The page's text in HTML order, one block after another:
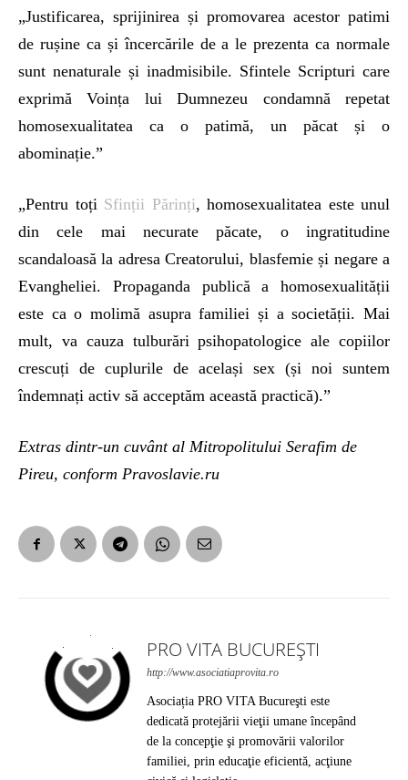
„Justificarea, sprijinirea și promovarea acestor patimi
de rușine ca și încercările de a le prezenta ca normale
sunt nenaturale și inadmisibile. Sfintele Scripturi care
exprimă Voința lui Dumnezeu condamnă repetat
homosexualitatea ca o patimă, un păcat și o
abominație.”
„Pentru toți Sfinții Părinți, homosexualitatea este unul
din cele mai necurate păcate, o ingratitudine
scandaloasă la adresa Creatorului, blasfemie și negare a
Evangheliei. Propaganda publică a homosexualității
este ca o molimă asupra familiei și a societății. Mai
mult, va cauza tulburări psihopatologice ale copiilor
crescuți de cuplurile de același sex (și noi suntem
îndemnați activ să acceptăm această practică).”
Extras dintr-un cuvânt al Mitropolitului Serafim de
Pireu, conform Pravoslavie.ru
PRO VITA BUCUREȘTI
http://www.asociatiaprovita.ro
Asociația PRO VITA Bucureşti este
dedicată protejării vieţii umane începând
de la concepţie şi promovării valorilor
familiei, prin educaţie eficientă, acţiune